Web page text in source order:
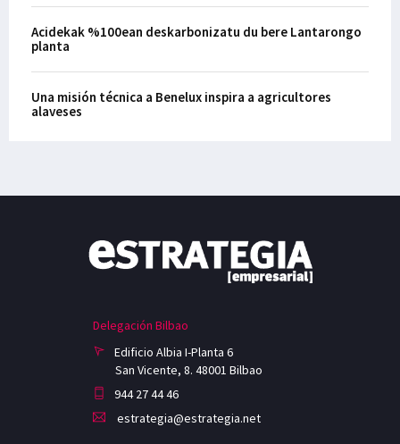
Acidekak %100ean deskarbonizatu du bere Lantarongo
planta
Una misión técnica a Benelux inspira a agricultores
alaveses
Delegación Bilbao
Edificio Albia I-Planta 6
San Vicente, 8. 48001 Bilbao
944 27 44 46
estrategia@estrategia.net